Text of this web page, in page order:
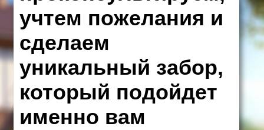
учтем пожелания и
сделаем
уникальный забор,
который подойдет
именно вам